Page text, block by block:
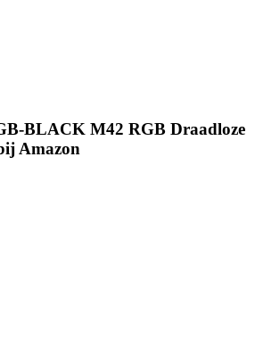
BLACK M42 RGB Draadloze
Amazon